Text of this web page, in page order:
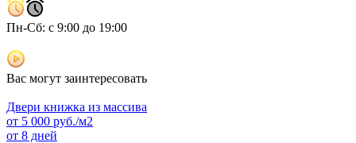
Пн-Сб: с 9:00 до 19:00
Вас могут заинтересовать
Двери книжка из массива
от 5 000 руб./м2
от 8 дней